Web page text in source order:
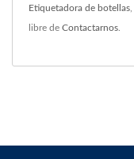
Etiquetadora de botellas
libre de Contactarnos